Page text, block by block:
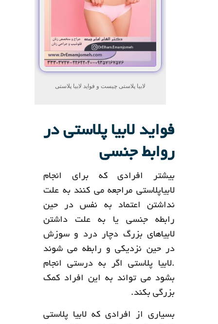
لابیا پلاستی چیست و فواید لابیا پلاستی
فواید لابیا پلاستی در
روابط جنسی
بیشتر افرادی که برای انجام
لابیاپلاستی مراجعه می کنند به علت
نداشتن اعتماد به نفس در حین
رابطه جنسی یا به علت داشتن
لابیاهای بزرگ دچار درد و سوزش
در حین نزدیکی و رابطه می شوند
.لابیا پلاستی اگر به درستی انجام
بشود می تواند به این افراد کمک
بزرگی بکند.
بسیاری از افرادی که لابیا پلاستی